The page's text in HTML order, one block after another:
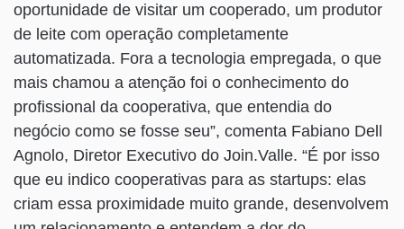
oportunidade de visitar um cooperado, um produtor
de leite com operação completamente
automatizada. Fora a tecnologia empregada, o que
mais chamou a atenção foi o conhecimento do
profissional da cooperativa, que entendia do
negócio como se fosse seu”, comenta Fabiano Dell
Agnolo, Diretor Executivo do Join.Valle. “É por isso
que eu indico cooperativas para as startups: elas
criam essa proximidade muito grande, desenvolvem